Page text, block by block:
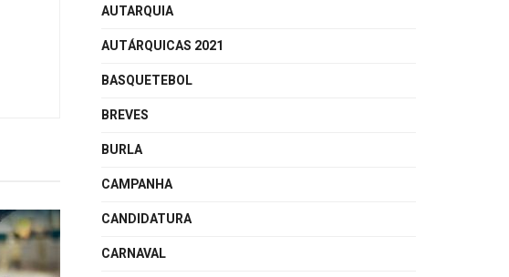
AUTARQUIA
AUTÁRQUICAS 2021
BASQUETEBOL
BREVES
BURLA
CAMPANHA
CANDIDATURA
CARNAVAL